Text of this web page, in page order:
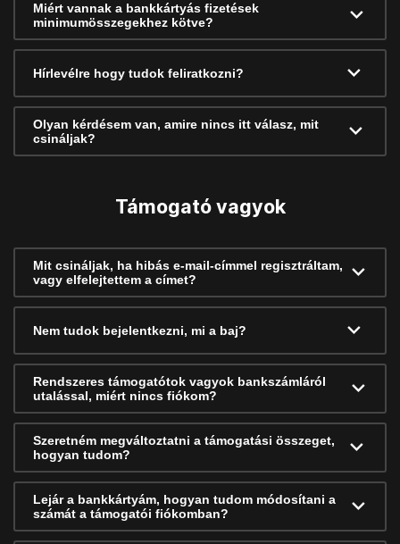
Miért vannak a bankkártyás fizetések
minimumösszegekhez kötve?
Hírlevélre hogy tudok feliratkozni?
Olyan kérdésem van, amire nincs itt válasz, mit
csináljak?
Támogató vagyok
Mit csináljak, ha hibás e-mail-címmel regisztráltam,
vagy elfelejtettem a címet?
Nem tudok bejelentkezni, mi a baj?
Rendszeres támogatótok vagyok bankszámláról
utalással, miért nincs fiókom?
Szeretném megváltoztatni a támogatási összeget,
hogyan tudom?
Lejár a bankkártyám, hogyan tudom módosítani a
számát a támogatói fiókomban?